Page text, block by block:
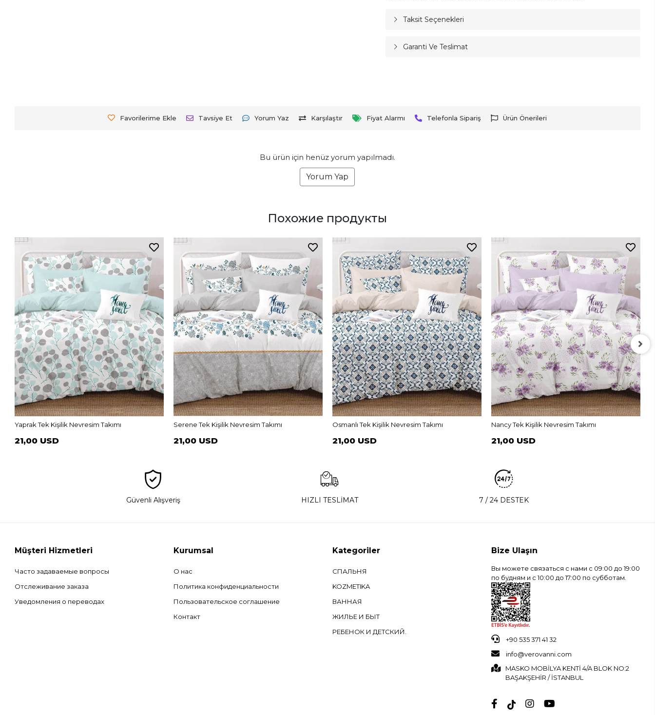
Taksit Seçenekleri
Garanti Ve Teslimat
Favorilerime Ekle Tavsiye Et Yorum Yaz Karşılaştır Fiyat Alarmı Telefonla Sipariş Ürün Önerileri
Bu ürün için henüz yorum yapılmadı.
Yorum Yap
Похожие продукты
Yaprak Tek Kişilik Nevresim Takımı
21,00 USD
Serene Tek Kişilik Nevresim Takımı
21,00 USD
Osmanlı Tek Kişilik Nevresim Takımı
21,00 USD
Nancy Tek Kişilik Nevresim Takımı
21,00 USD
Güvenli Alışveriş HIZLI TESLİMAT 7 / 24 DESTEK
Müşteri Hizmetleri
Часто задаваемые вопросы
Отслеживание заказа
Уведомления о переводах
Kurumsal
О нас
Политика конфиденциальности
Пользовательское соглашение
Контакт
Kategoriler
СПАЛЬНЯ
KOZMETIKA
ВАННАЯ
ЖИЛЬЕ И БЫТ
РЕБЕНОК И ДЕТСКИЙ.
Bize Ulaşın
Вы можете связаться с нами с 09:00 до 19:00
по будням и с 10:00 до 17:00 по субботам.
+90 535 371 41 32
info@verovanni.com
MASKO MOBİLYA KENTİ 4/A BLOK NO:2
BAŞAKŞEHİR / İSTANBUL